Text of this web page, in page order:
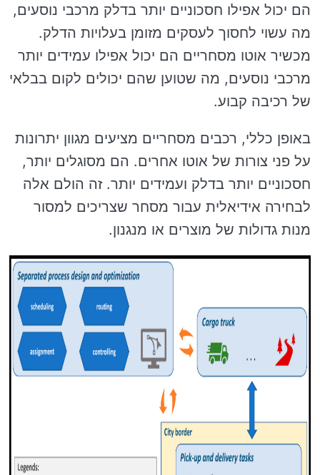
הם יכול אפילו חסכוניים יותר בדלק מרכבי נוסעים,
מה עשוי לחסוך לעסקים מזומן בעלויות הדלק.
מכשיר אוטו מסחריים הם יכול אפילו עמידים יותר
מרכבי נוסעים, מה שטוען שהם יכולים לקום בבלאי
של רכיבה קבוע.
באופן כללי, רכבים מסחריים מציעים מגוון יתרונות
על פני צורות של אוטו אחרים. הם מסוגלים יותר,
חסכוניים יותר בדלק ועמידים יותר. זה הולם אלה
לבחירה אידיאלית עבור מסחר שצריכים למסור
מנות גדולות של מוצרים או מנגנון.